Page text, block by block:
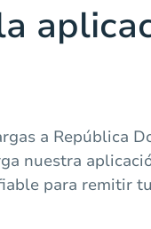
a República
nuestra
para remitir